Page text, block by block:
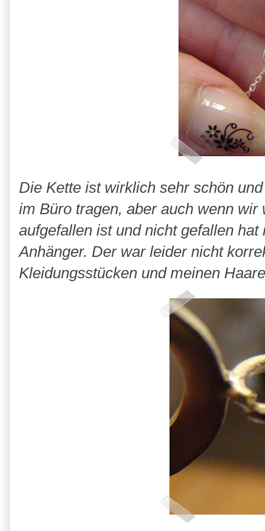
Die Kette ist wirklich sehr schön
im Büro tragen, aber auch wenn
aufgefallen ist und nicht gefallen
Anhänger. Der war leider nicht
Kleidungsstücken und meinen